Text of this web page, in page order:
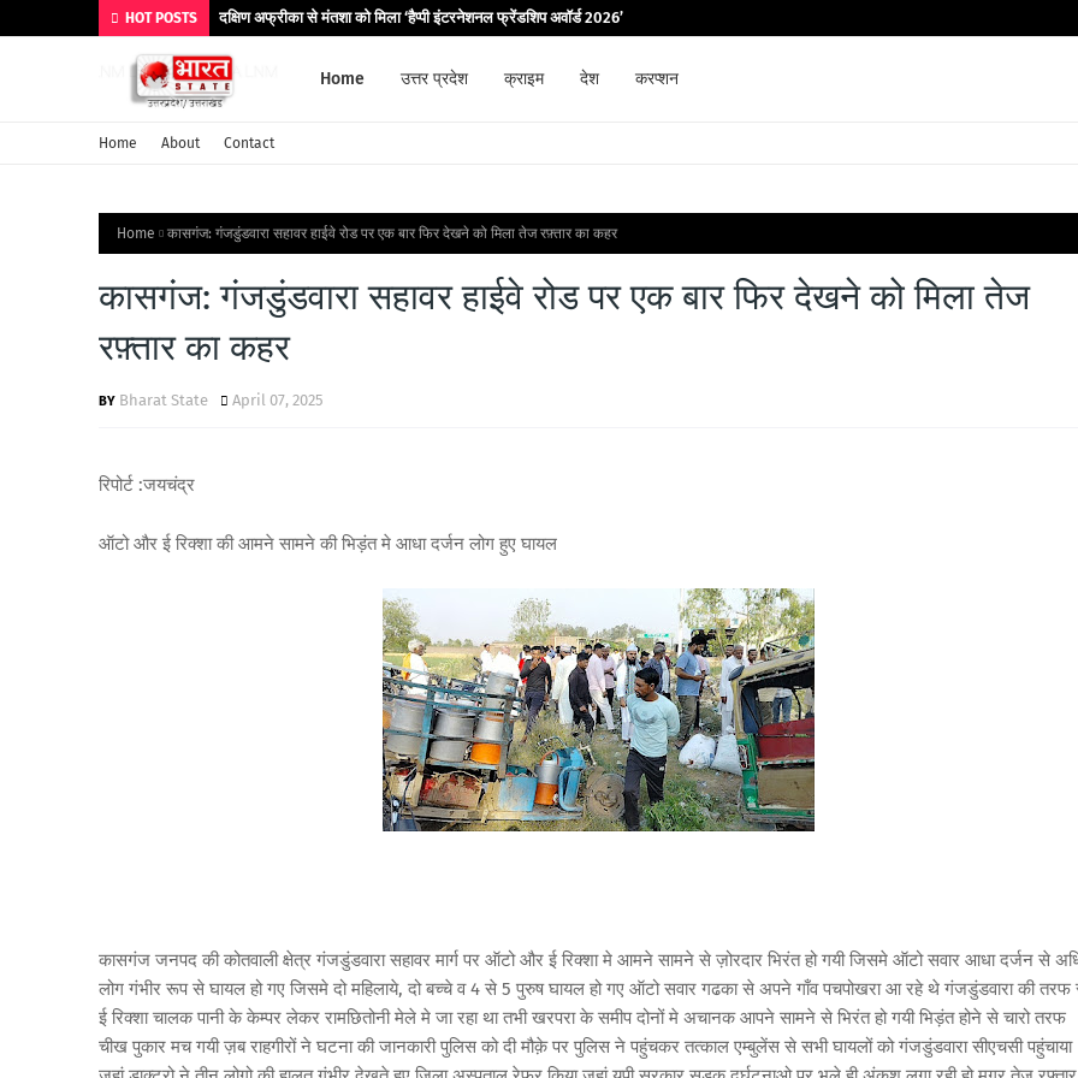
HOT POSTS दक्षिण अफ्रीका से मंतशा को मिला ‘हैप्पी इंटरनेशनल फ्रेंडशिप अवॉर्ड 2026’
Home उत्तर प्रदेश क्राइम देश करप्शन
Home About Contact
Home कासगंज: गंजडुंडवारा सहावर हाईवे रोड पर एक बार फिर देखने को मिला तेज रफ़्तार का कहर
कासगंज: गंजडुंडवारा सहावर हाईवे रोड पर एक बार फिर देखने को मिला तेज
रफ़्तार का कहर
Bharat State April 07, 2025
रिपोर्ट :जयचंद्र
ऑटो और ई रिक्शा की आमने सामने की भिड़ंत मे आधा दर्जन लोग हुए घायल
कासगंज जनपद की कोतवाली क्षेत्र गंजडुंडवारा सहावर मार्ग पर ऑटो और ई रिक्शा मे आमने सामने से ज़ोरदार भिरंत हो गयी जिसमे ऑटो सवार आधा दर्जन से
लोग गंभीर रूप से घायल हो गए जिसमे दो महिलाये, दो बच्चे व 4 से 5 पुरुष घायल हो गए ऑटो सवार गढका से अपने गाँव पचपोखरा आ रहे थे गंजडुंडवारा की तरफ
ई रिक्शा चालक पानी के केम्पर लेकर रामछितोनी मेले मे जा रहा था तभी खरपरा के समीप दोनों मे अचानक आपने सामने से भिरंत हो गयी भिड़ंत होने से चारो तरफ
चीख पुकार मच गयी ज़ब राहगीरों ने घटना की जानकारी पुलिस को दी मौक़े पर पुलिस ने पहुंचकर तत्काल एम्बुलेंस से सभी घायलों को गंजडुंडवारा सीएचसी पहुंचाया